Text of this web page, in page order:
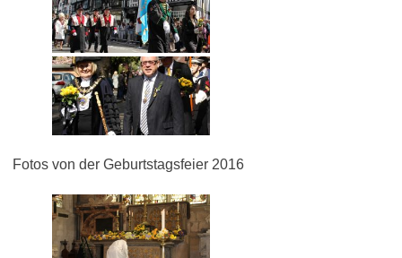
Fotos von der Geburtstagsfeier 2016